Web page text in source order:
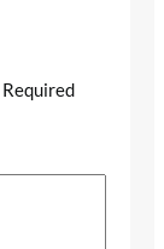
Required